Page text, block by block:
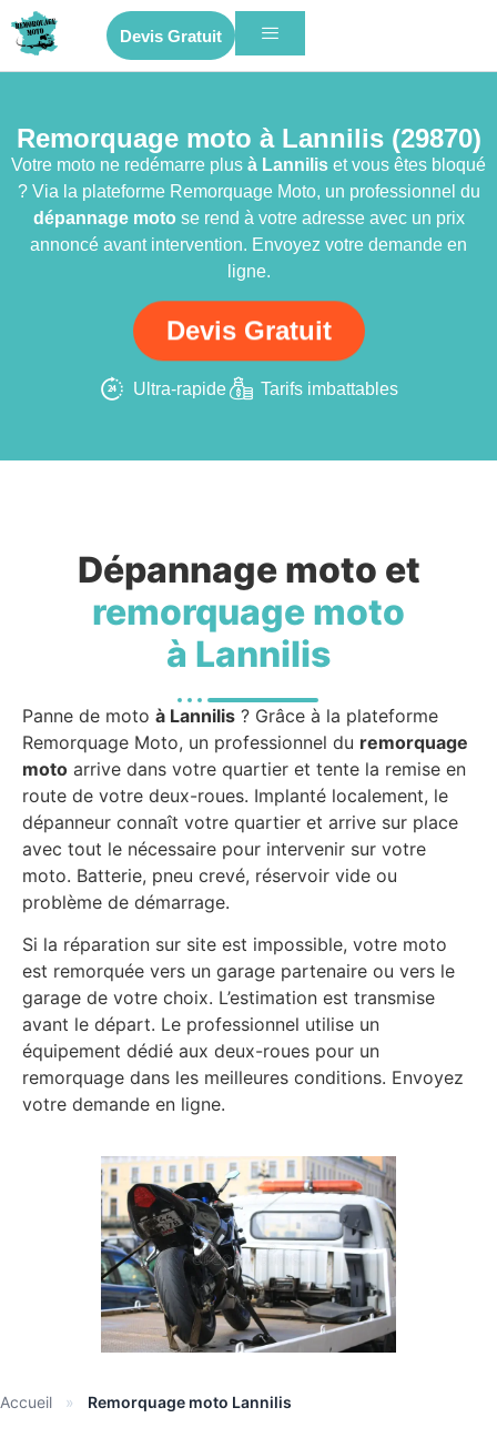
Devis Gratuit
Remorquage moto à Lannilis (29870)
Votre moto ne redémarre plus à Lannilis et vous êtes bloqué
? Via la plateforme Remorquage Moto, un professionnel du
dépannage motose rend à votre adresse avec un prix
annoncé avant intervention. Envoyez votre demande en
ligne.
Devis Gratuit
Ultra-rapide Tarifs imbattables
Dépannage moto et
remorquage moto
à Lannilis
Panne de moto à Lannilis ? Grâce à la plateforme
Remorquage Moto, un professionnel du remorquage
moto arrive dans votre quartier et tente la remise en
route de votre deux-roues. Implanté localement, le
dépanneur connaît votre quartier et arrive sur place
avec tout le nécessaire pour intervenir sur votre
moto. Batterie, pneu crevé, réservoir vide ou
problème de démarrage.
Si la réparation sur site est impossible, votre moto
est remorquée vers un garage partenaire ou vers le
garage de votre choix. L’estimation est transmise
avant le départ. Le professionnel utilise un
équipement dédié aux deux-roues pour un
remorquage dans les meilleures conditions. Envoyez
votre demande en ligne.
Accueil » Remorquage moto Lannilis